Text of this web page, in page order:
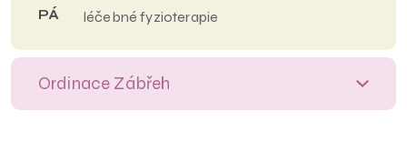
PÁ léčebné fyzioterapie
Ordinace Zábřeh